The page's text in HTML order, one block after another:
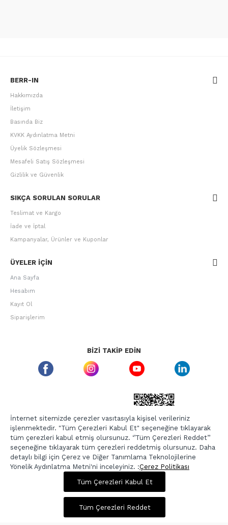
1.325,00 TL 5.299,00 TL
Sepette %20 İndirim
BERR-IN
Hakkımızda
İletişim
Basında Biz
KVKK Aydınlatma Metni
Üyelik Sözleşmesi
Mesafeli Satış Sözleşmesi
Gizlilik ve Güvenlik
SIKÇA SORULAN SORULAR
Teslimat ve Kargo
İade ve İptal
Kampanyalar, Ürünler ve Kuponlar
ÜYELER IÇIN
Ana Sayfa
Hesabım
Kayıt Ol
Siparişlerim
BIZI TAKIP EDIN
ETBIS GÜVEN DAMGASI
Copyright © 2026, Berr-In.com, Tüm Hakları Saklıdır.
Tüm Çerezleri Kabul Et
İnternet sitemizde çerezler vasıtasıyla kişisel verileriniz
işlenmektedir. "Tüm Çerezleri Kabul Et" seçeneğine tıklayarak
tüm çerezleri kabul etmiş olursunuz. ‘’Tüm Çerezleri Reddet’’
seçeneğine tıklayarak tüm çerezleri reddetmiş olursunuz. Daha
detaylı bilgi için Çerez ve Diğer Tanımlama Teknolojilerine
Yönelik Aydınlatma Metni'ni inceleyiniz. :Çerez Politikası
Tüm Çerezleri Reddet